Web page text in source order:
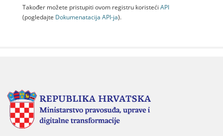
Također možete pristupiti ovom registru koristeći API
(pogledajte Dokumenаtаcijа API-jа).